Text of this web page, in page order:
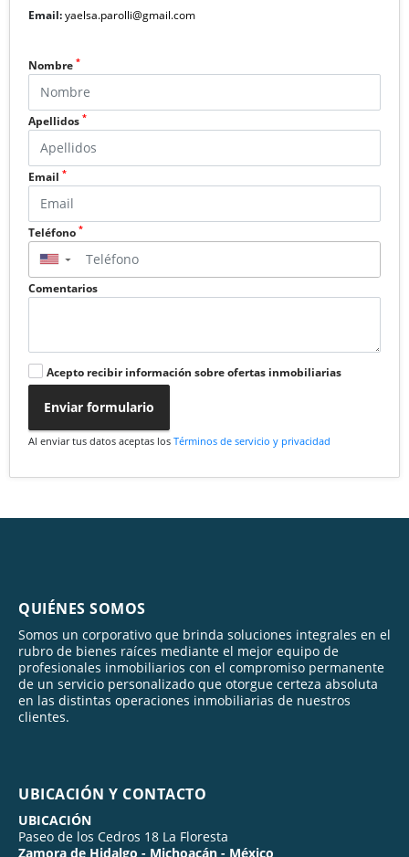
Email:yaelsa.parolli@gmail.com
Nombre *
Apellidos *
Email *
Teléfono *
▼
Comentarios
Acepto recibir información sobre ofertas inmobiliarias
Enviar formulario
Al enviar tus datos aceptas los Términos de servicio y privacidad
QUIÉNES SOMOS
Somos un corporativo que brinda soluciones integrales en el
rubro de bienes raíces mediante el mejor equipo de
profesionales inmobiliarios con el compromiso permanente
de un servicio personalizado que otorgue certeza absoluta
en las distintas operaciones inmobiliarias de nuestros
clientes.
UBICACIÓN Y CONTACTO
UBICACIÓN
Paseo de los Cedros 18 La Floresta
Zamora de Hidalgo - Michoacán - México